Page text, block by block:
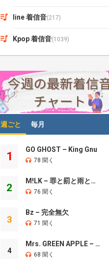
line 着信音(217)
Kpop 着信音(1039)
週ごと 毎月
1
GO GHOST – King Gnu
78 聞く
2
M!LK – 罪と罰と雨とキス
76 聞く
3
Bz – 完全無欠
71 聞く
4
Mrs. GREEN APPLE – Brand New
68 聞く